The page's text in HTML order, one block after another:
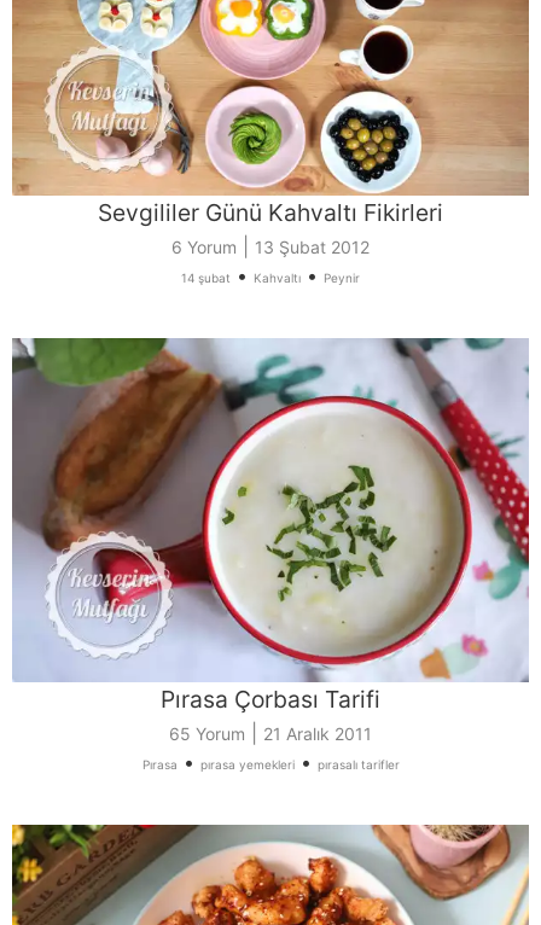
Sevgililer Günü Kahvaltı Fikirleri
6 Yorum 13 Şubat 2012
14 şubat • Kahvaltı • Peynir
Pırasa Çorbası Tarifi
65 Yorum 21 Aralık 2011
Pırasa • pırasa yemekleri• pırasalı tarifler